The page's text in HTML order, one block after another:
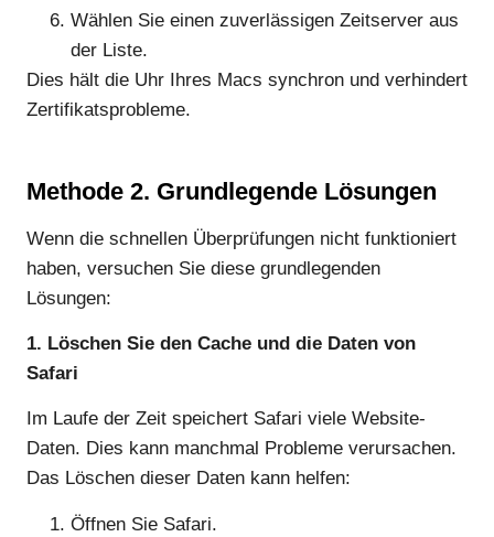
Wählen Sie einen zuverlässigen Zeitserver aus
der Liste.
Dies hält die Uhr Ihres Macs synchron und verhindert
Zertifikatsprobleme.
Methode 2. Grundlegende Lösungen
Wenn die schnellen Überprüfungen nicht funktioniert
haben, versuchen Sie diese grundlegenden
Lösungen:
1. Löschen Sie den Cache und die Daten von
Safari
Im Laufe der Zeit speichert Safari viele Website-
Daten. Dies kann manchmal Probleme verursachen.
Das Löschen dieser Daten kann helfen:
Öffnen Sie Safari.